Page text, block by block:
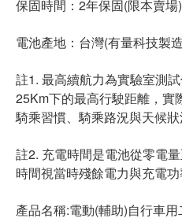
保固時間：2年保固(限本賣場)
電池產地：台灣(有量科技製
註1. 最高續航力為實驗室測
25Km下的最高行駛距離，實
騎乘習慣、騎乘路況與天候狀
註2. 充電時間是電池從零電
時間視當時殘餘電力與充電功
產品名稱:電動(輔助)自行車